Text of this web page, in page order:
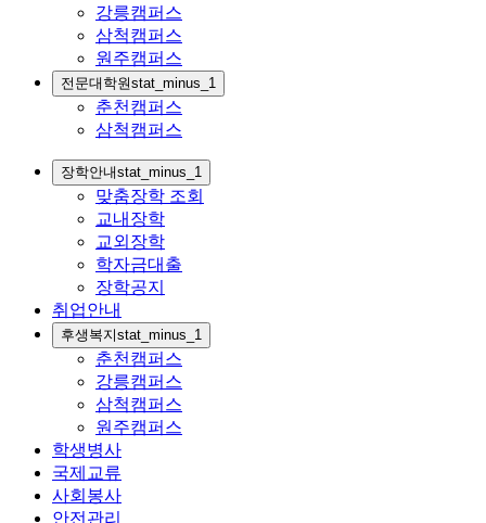
강릉캠퍼스
삼척캠퍼스
원주캠퍼스
전문대학원stat_minus_1
춘천캠퍼스
삼척캠퍼스
장학안내stat_minus_1
맞춤장학 조회
교내장학
교외장학
학자금대출
장학공지
취업안내
후생복지stat_minus_1
춘천캠퍼스
강릉캠퍼스
삼척캠퍼스
원주캠퍼스
학생병사
국제교류
사회봉사
안전관리